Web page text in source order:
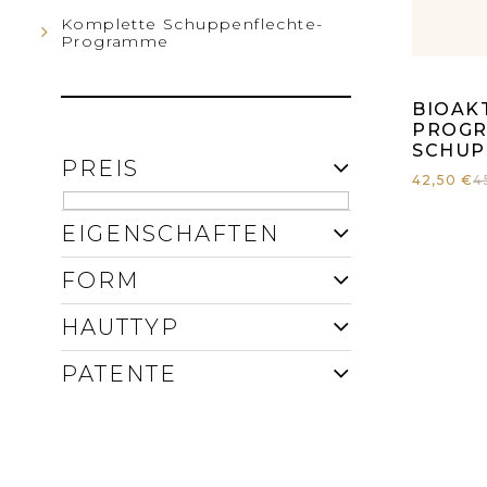
S
T
E
Komplette Schuppenflechte-
Programme
PREIS
EIGENSCHAFTEN
FORM
HAUTTYP
PATENTE
O
D
42,50 €